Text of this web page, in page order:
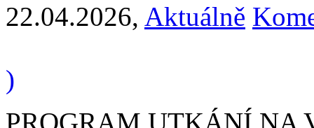
22.04.2026, Aktuálně
)
PROGRAM UTKÁNÍ NA